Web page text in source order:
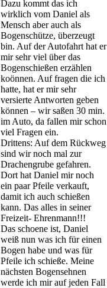
Dazu kommt das ich
wirklich vom Daniel als
Mensch aber auch als
Bogenschütze, überzeugt
bin. Auf der Autofahrt hat er
mir sehr viel über das
Bogenschießen erzählen
koönnen. Auf fragen die ich
hatte, hat er mir sehr
versierte Antworten geben
können – wir saßen 30 min.
im Auto, da fallen mir schon
viel Fragen ein.
Drittens: Auf dem Rückweg
sind wir noch mal zur
Drachengrube gefahren.
Dort hat Daniel mir noch
ein paar Pfeile verkauft,
damit ich auch schießen
kann. Das alles in seiner
Freizeit- Ehrenmann!!!
Das schoene ist, Daniel
weiß nun was ich für einen
Bogen habe und was für
Pfeile ich schieße. Meine
nächsten Bogensehnen
werde ich mir auf jeden Fall